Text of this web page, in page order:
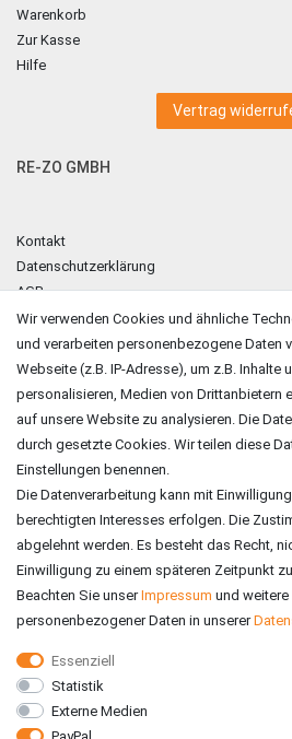
Warenkorb
Zur Kasse
Hilfe
Vertrag
RE-ZO GMBH
Kontakt
Datenschutzerklärung
AGB
Impressum
ZAHLUNGSARTEN
VERSAND
Wir verwenden Cookies und ähnliche
und verarbeiten personenbezogene Daten
Webseite (z.B. IP-Adresse), um z.B. Inhalte
personalisieren, Medien von Drittanbietern
auf unsere Website zu analysieren. Die
durch gesetzte Cookies. Wir teilen diese
Einstellungen benennen.
Die Datenverarbeitung kann mit
berechtigten Interesses erfolgen. Die
abgelehnt werden. Es besteht das Recht,
Einwilligung zu einem späteren Zeitpunkt
Beachten Sie unserImpressum und
personenbezogener Daten in unserer
Essenziell
Statistik
Externe Medien